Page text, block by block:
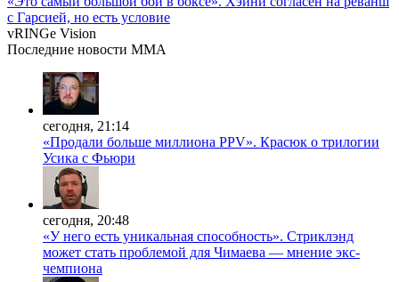
с Гарсией, но есть условие
vRINGe Vision
Последние новости MMA
сегодня, 21:14
«Продали больше миллиона PPV». Красюк о трилогии
Усика с Фьюри
сегодня, 20:48
«У него есть уникальная способность». Стриклэнд
может стать проблемой для Чимаева — мнение экс-
чемпиона